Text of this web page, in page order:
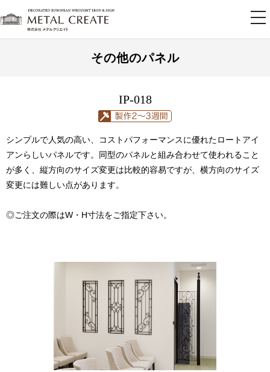
その他のパネル
IP-018
シンプルで人気の高い、コストパフォーマンスに優れたロートアイ
アンらしいパネルです。同型のパネルと組み合わせて使われること
が多く、縦方向のサイズ変更は比較的容易ですが、横方向のサイズ
変更には難しい点があります。
◎ご注文の際はW・H寸法をご指定下さい。